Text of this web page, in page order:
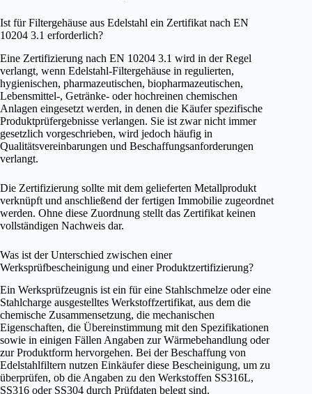
Ist für Filtergehäuse aus Edelstahl ein Zertifikat nach EN
10204 3.1 erforderlich?
Eine Zertifizierung nach EN 10204 3.1 wird in der Regel
verlangt, wenn Edelstahl-Filtergehäuse in regulierten,
hygienischen, pharmazeutischen, biopharmazeutischen,
Lebensmittel-, Getränke- oder hochreinen chemischen
Anlagen eingesetzt werden, in denen die Käufer spezifische
Produktprüfergebnisse verlangen. Sie ist zwar nicht immer
gesetzlich vorgeschrieben, wird jedoch häufig in
Qualitätsvereinbarungen und Beschaffungsanforderungen
verlangt.
Die Zertifizierung sollte mit dem gelieferten Metallprodukt
verknüpft und anschließend der fertigen Immobilie zugeordnet
werden. Ohne diese Zuordnung stellt das Zertifikat keinen
vollständigen Nachweis dar.
Was ist der Unterschied zwischen einer
Werksprüfbescheinigung und einer Produktzertifizierung?
Ein Werksprüfzeugnis ist ein für eine Stahlschmelze oder eine
Stahlcharge ausgestelltes Werkstoffzertifikat, aus dem die
chemische Zusammensetzung, die mechanischen
Eigenschaften, die Übereinstimmung mit den Spezifikationen
sowie in einigen Fällen Angaben zur Wärmebehandlung oder
zur Produktform hervorgehen. Bei der Beschaffung von
Edelstahlfiltern nutzen Einkäufer diese Bescheinigung, um zu
überprüfen, ob die Angaben zu den Werkstoffen SS316L,
SS316 oder SS304 durch Prüfdaten belegt sind.